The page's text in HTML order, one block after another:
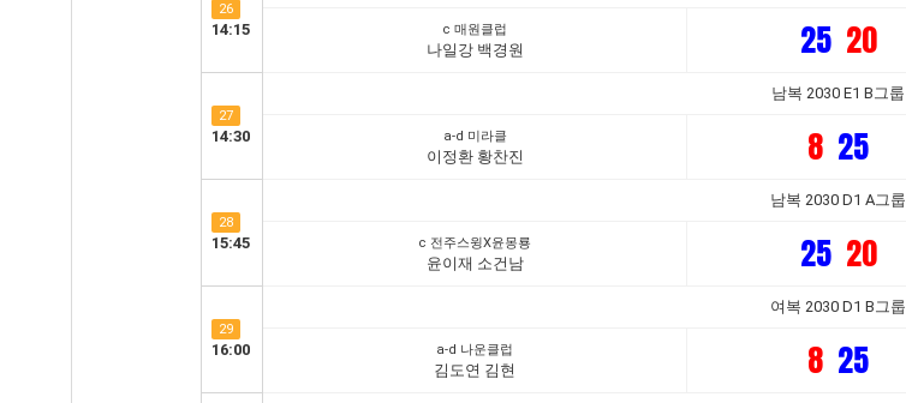
26
14:15 c 매원클럽
나일강 백경원 25 20
27
14:30
남복 2030 E1 B그룹
a-d 미라클
이정환 황찬진 8 25
28
15:45
남복 2030 D1 A그룹
c 전주스윙X윤몽룡
윤이재 소건남 25 20
29
16:00
여복 2030 D1 B그룹
a-d 나운클럽
김도연 김현 8 25